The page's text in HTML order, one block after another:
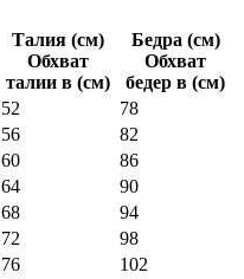
Талия (см)
Обхват
талии в (см)
Бедра (см)
Обхват
бедер в (см)
52
78
56
82
60
86
64
90
68
94
72
98
76
102